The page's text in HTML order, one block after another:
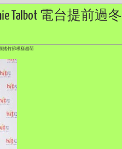
Talbot 電台提前過冬
搖竹篩模樣超萌